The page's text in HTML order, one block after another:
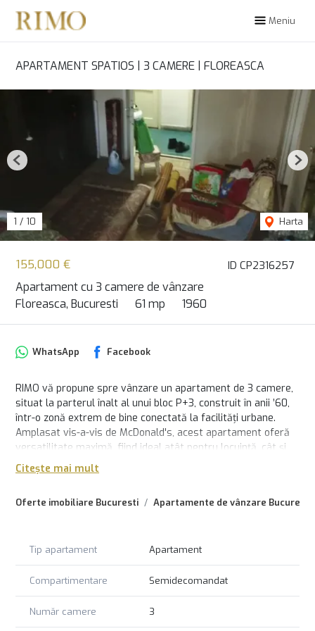
Meniu
APARTAMENT SPATIOS | 3 CAMERE | FLOREASCA
ID CP2316257
155,000 €
Apartament cu 3 camere de vânzare
Floreasca, Bucuresti
61 mp 1960
1 / 10 Harta
Previous
Oferte imobiliare Bucuresti Apartamente de vânzare Bucuresti
WhatsApp Facebook
RIMO vă propune spre vânzare un apartament de 3 camere,
situat la parterul înalt al unui bloc P+3, construit în anii ’60,
într-o zonă extrem de bine conectată la facilități urbane.
Amplasat vis-a-vis de McDonald's, acest apartament oferă
versatilitate maximă, fiind ideal atât pentru locuință, cât și
pentru birouri sau cabinete medicale.
apartamentul este bine compartimentat, având 3 camere de
spațiu suplimentar de depozitare de aproximativ 10 mp,
situat sub scară.
Dispune de orientare mixtă, având vedere dublă: două
strada Barbu Văcărescu, iar sufrageria și bucătăria au
Citește mai mult
Tip apartament Apartament
Compartimentare Semidecomandat
Număr camere 3